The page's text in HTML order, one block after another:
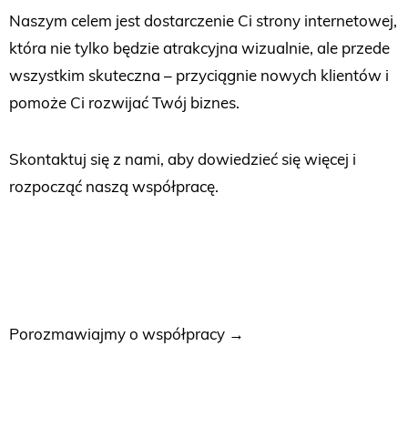
Naszym celem jest dostarczenie Ci strony internetowej,
która nie tylko będzie atrakcyjna wizualnie, ale przede
wszystkim skuteczna – przyciągnie nowych klientów i
pomoże Ci rozwijać Twój biznes.
Skontaktuj się z nami, aby dowiedzieć się więcej i
rozpocząć naszą współpracę.
Porozmawiajmy o współpracy →